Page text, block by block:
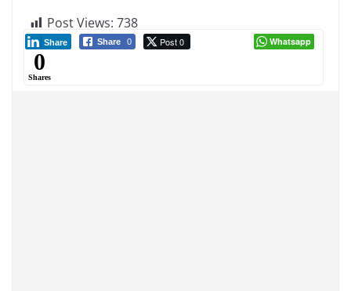
Post Views: 738
Share 0 Post 0
Share Whatsapp
0
Shares